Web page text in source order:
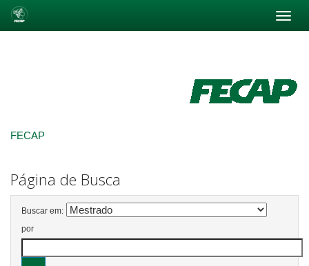
FECAP
Página de Busca
Buscar em:
por